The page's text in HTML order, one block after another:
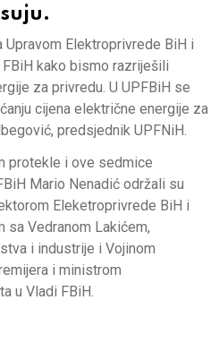
Upravom Elektroprivrede BiH i
kako bismo razriješili
za privredu. U UPFBiH se
cijena električne energije za
predsjednik UPFNiH.
protekle i ove sedmice
Mario Nenadić održali su
Eleketroprivrede BiH i
sa Vedranom Lakićem,
i industrije i Vojinom
i ministrom
u Vladi FBiH.